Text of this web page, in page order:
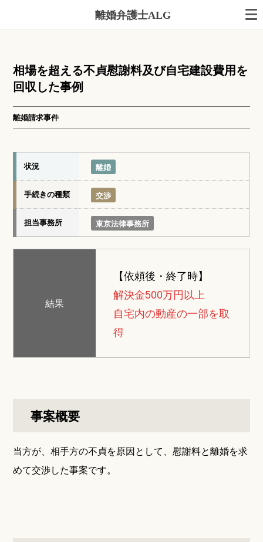
離婚弁護士ALG
相場を超える不貞慰謝料及び自宅建設費用を
回収した事例
離婚請求事件
状況 離婚
手続きの種類 交渉
担当事務所 東京法律事務所
結果
【依頼後・終了時】
解決金500万円以上
自宅内の動産の一部を取
得
事案概要
当方が、相手方の不貞を原因として、慰謝料と離婚を求
めて交渉した事案です。